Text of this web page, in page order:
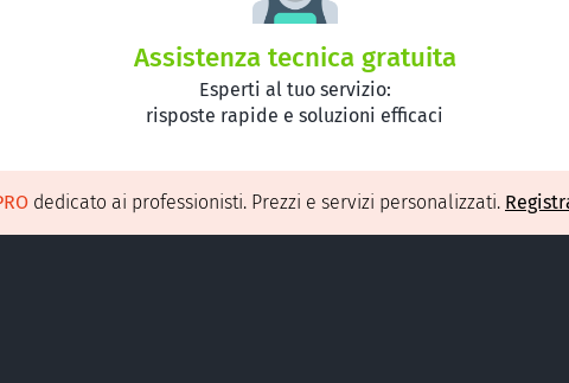
Assistenza tecnica gratuita
Esperti al tuo servizio:
risposte rapide e soluzioni efficaci
dedicato ai professionisti. Prezzi e servizi personalizzati.